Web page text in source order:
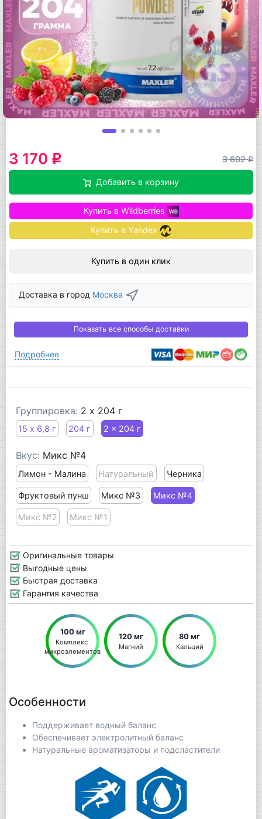
3 170 q 3 602q
Добавить в корзину
Купить в Wildberries
Купить в Yandex
Купить в один клик
Доставка в город Москва
Показать все способы доставки
Подробнее
Группировка: 2 x 204 г
15 х 6,8 г 204 г 2 x 204 г
Вкус: Микс №4
Лимон - Малина Натуральный Черника
Фруктовый пунш Микс №3 Микс №4
Микс №2 Микс №1
Оригинальные товары
Выгодные цены
Быстрая доставка
Гарантия качества
100 мг
Комплекс
микроэлементов
120 мг
Магний
80 мг
Кальций
Особенности
Поддерживает водный баланс
Обеспечивает электролитный баланс
Натуральные ароматизаторы и подсластители